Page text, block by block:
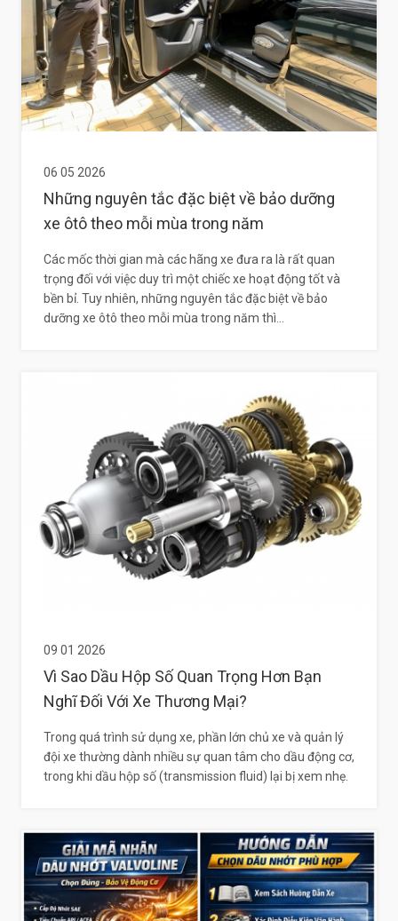
06 05 2026
Những nguyên tắc đặc biệt về bảo dưỡng
xe ôtô theo mỗi mùa trong năm
Các mốc thời gian mà các hãng xe đưa ra là rất quan
trọng đối với việc duy trì một chiếc xe hoạt động tốt và
bền bỉ. Tuy nhiên, những nguyên tắc đặc biệt về bảo
dưỡng xe ôtô theo mỗi mùa trong năm thì...
09 01 2026
Vì Sao Dầu Hộp Số Quan Trọng Hơn Bạn
Nghĩ Đối Với Xe Thương Mại?
Trong quá trình sử dụng xe, phần lớn chủ xe và quản lý
đội xe thường dành nhiều sự quan tâm cho dầu động cơ,
trong khi dầu hộp số (transmission fluid) lại bị xem nhẹ.